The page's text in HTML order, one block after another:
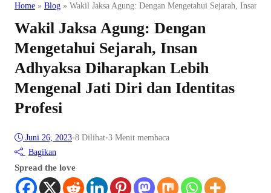
Home » Blog » Wakil Jaksa Agung: Dengan Mengetahui Sejarah, Insan
Wakil Jaksa Agung: Dengan
Mengetahui Sejarah, Insan
Adhyaksa Diharapkan Lebih
Mengenal Jati Diri dan Identitas
Profesi
Juni 26, 2023•8 Dilihat•3 Menit membaca
Bagikan
Spread the love